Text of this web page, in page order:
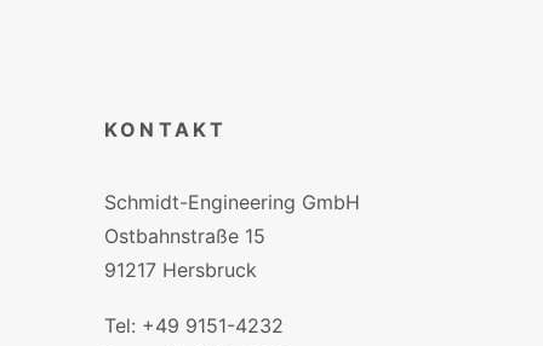
KONTAKT
Schmidt-Engineering GmbH
Ostbahnstraße 15
91217 Hersbruck
Tel: +49 9151-4232